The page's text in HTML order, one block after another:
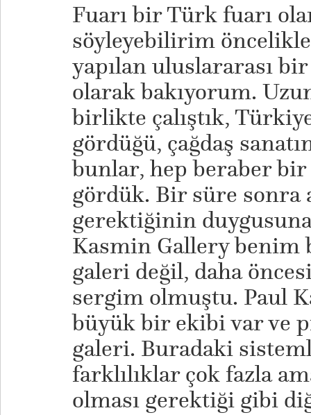
Fuarı bir Türk fuarı
söyleyebilirim
yapılan uluslararası
olarak bakıyorum.
birlikte çalıştık,
gördüğü, çağdaş
bunlar, hep beraber bir
gördük. Bir süre sonra
gerektiğinin
Kasmin Gallery benim
galeri değil, daha
sergim olmuştu. Paul
büyük bir ekibi var ve
galeri. Buradaki
farklılıklar çok fazla
olması gerektiği gibi